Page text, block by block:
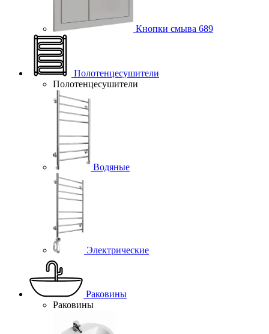
Кнопки смыва 689
Полотенцесушители
Полотенцесушители
Водяные
Электрические
Раковины
Раковины